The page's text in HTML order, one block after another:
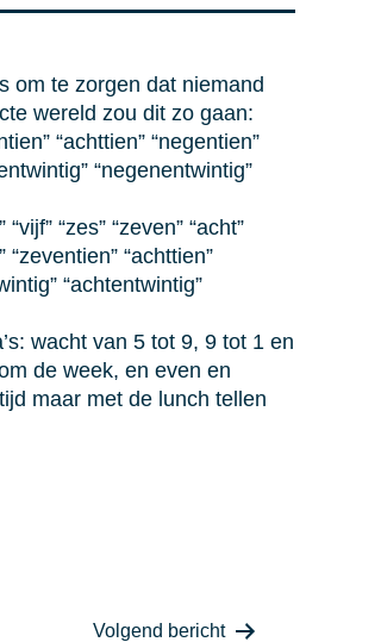
om te zorgen dat niemand
wereld zou dit zo gaan:
“achttien” “negentien”
“negenentwintig”
“zes” “zeven” “acht”
“achttien”
“achtentwintig”
wacht van 5 tot 9, 9 tot 1 en
de week, en even en
maar met de lunch tellen
Volgend bericht